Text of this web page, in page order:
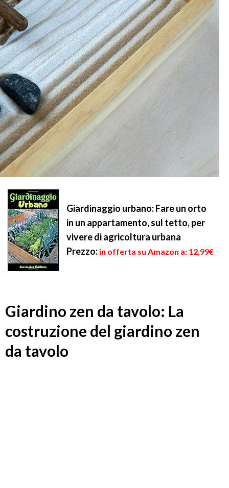
Giardinaggio urbano: Fare un orto
in un appartamento, sul tetto, per
vivere di agricoltura urbana
Prezzo: in offerta su Amazon a: 12,99€
Giardino zen da tavolo: La
costruzione del giardino zen
da tavolo